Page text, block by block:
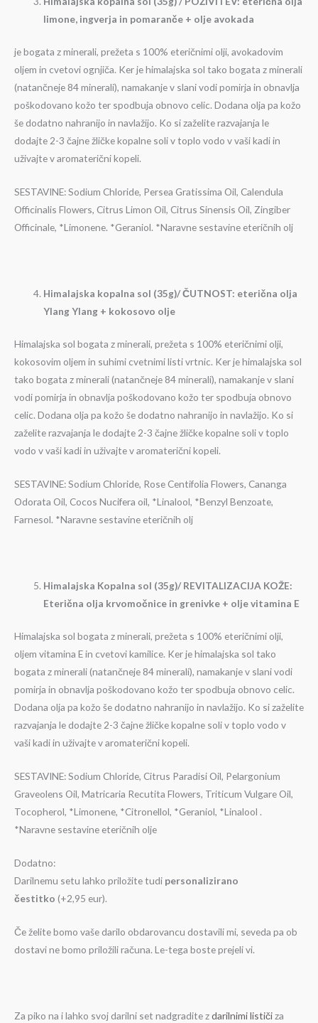
limone, ingverja in pomaranče + olje avokada
je bogata z minerali, prežeta s 100% eteričnimi olji, avokadovim
oljem in cvetovi ognjiča. Ker je himalajska sol tako bogata z minerali
(natančneje 84 minerali), namakanje v slani vodi pomirja in obnavlja
poškodovano kožo ter spodbuja obnovo celic. Dodana olja pa kožo
še dodatno nahranijo in navlažijo. Ko si zaželite razvajanja le
dodajte 2-3 čajne žličke kopalne soli v toplo vodo v vaši kadi in
uživajte v aromaterični kopeli.
SESTAVINE: Sodium Chloride, Persea Gratissima Oil, Calendula
Officinalis Flowers, Citrus Limon Oil, Citrus Sinensis Oil, Zingiber
Officinale, *Limonene. *Geraniol. *Naravne sestavine eteričnih olj
Himalajska kopalna sol (35g)/ ČUTNOST: eterična olja
Ylang Ylang + kokosovo olje
Himalajska sol bogata z minerali, prežeta s 100% eteričnimi olji,
kokosovim oljem in suhimi cvetnimi listi vrtnic. Ker je himalajska sol
tako bogata z minerali (natančneje 84 minerali), namakanje v slani
vodi pomirja in obnavlja poškodovano kožo ter spodbuja obnovo
celic. Dodana olja pa kožo še dodatno nahranijo in navlažijo. Ko si
zaželite razvajanja le dodajte 2-3 čajne žličke kopalne soli v toplo
vodo v vaši kadi in uživajte v aromaterični kopeli.
SESTAVINE: Sodium Chloride, Rose Centifolia Flowers, Cananga
Odorata Oil, Cocos Nucifera oil, *Linalool, *Benzyl Benzoate,
Farnesol. *Naravne sestavine eteričnih olj
Himalajska Kopalna sol (35g)/ REVITALIZACIJA KOŽE:
Eterična olja krvomočnice in grenivke + olje vitamina E
Himalajska sol bogata z minerali, prežeta s 100% eteričnimi olji,
oljem vitamina E in cvetovi kamilice. Ker je himalajska sol tako
bogata z minerali (natančneje 84 minerali), namakanje v slani vodi
pomirja in obnavlja poškodovano kožo ter spodbuja obnovo celic.
Dodana olja pa kožo še dodatno nahranijo in navlažijo. Ko si zaželite
razvajanja le dodajte 2-3 čajne žličke kopalne soli v toplo vodo v
vaši kadi in uživajte v aromaterični kopeli.
SESTAVINE: Sodium Chloride, Citrus Paradisi Oil, Pelargonium
Graveolens Oil, Matricaria Recutita Flowers, Triticum Vulgare Oil,
Tocopherol, *Limonene, *Citronellol, *Geraniol, *Linalool .
*Naravne sestavine eteričnih olje
Dodatno:
Darilnemu setu lahko priložite tudi personalizirano
čestitko (+2,95 eur).
Če želite bomo vaše darilo obdarovancu dostavili mi, seveda pa ob
dostavi ne bomo priložili računa. Le-tega boste prejeli vi.
Za piko na i lahko svoj darilni set nadgradite zdarilnimi lističiza